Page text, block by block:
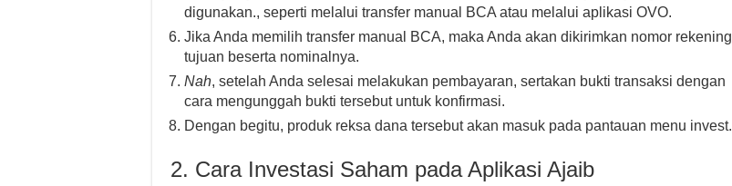
digunakan., seperti melalui transfer manual BCA atau melalui aplikasi OVO.
Jika Anda memilih transfer manual BCA, maka Anda akan dikirimkan nomor rekening
tujuan beserta nominalnya.
Nah, setelah Anda selesai melakukan pembayaran, sertakan bukti transaksi dengan
cara mengunggah bukti tersebut untuk konfirmasi.
Dengan begitu, produk reksa dana tersebut akan masuk pada pantauan menu invest.
2. Cara Investasi Saham pada Aplikasi Ajaib